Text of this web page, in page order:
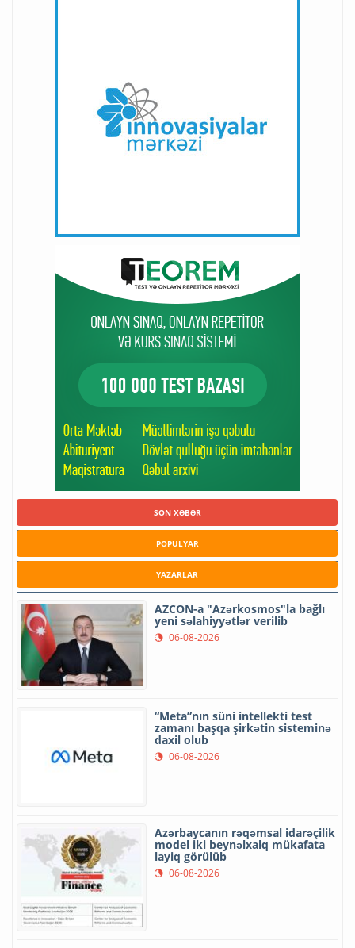
SON XƏBƏR
POPULYAR
YAZARLAR
AZCON-a "Azərkosmos"la bağlı
yeni səlahiyyətlər verilib
06-08-2026
“Meta”nın süni intellekti test
zamanı başqa şirkətin sisteminə
daxil olub
06-08-2026
Azərbaycanın rəqəmsal idarəçilik
model iki beynəlxalq mükafata
layiq görülüb
06-08-2026